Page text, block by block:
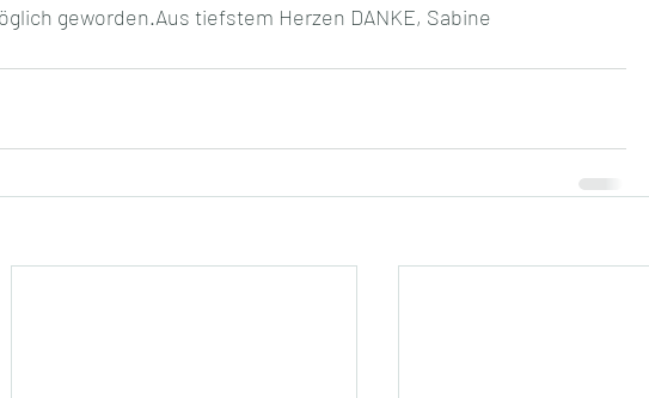
geworden.Aus tiefstem Herzen DANKE, Sabine